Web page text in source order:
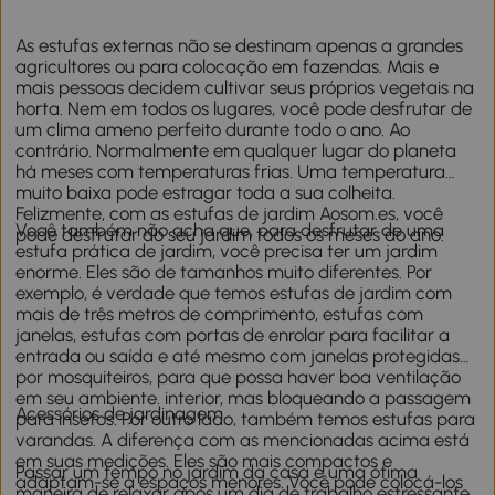
As estufas externas não se destinam apenas a grandes
agricultores ou para colocação em fazendas. Mais e
mais pessoas decidem cultivar seus próprios vegetais na
horta. Nem em todos os lugares, você pode desfrutar de
um clima ameno perfeito durante todo o ano. Ao
contrário. Normalmente em qualquer lugar do planeta
há meses com temperaturas frias. Uma temperatura
muito baixa pode estragar toda a sua colheita.
Felizmente, com as estufas de jardim Aosom.es, você
pode desfrutar do seu jardim todos os meses do ano.
Você também não acha que, para desfrutar de uma
estufa prática de jardim, você precisa ter um jardim
enorme. Eles são de tamanhos muito diferentes. Por
exemplo, é verdade que temos estufas de jardim com
mais de três metros de comprimento, estufas com
janelas, estufas com portas de enrolar para facilitar a
entrada ou saída e até mesmo com janelas protegidas
por mosquiteiros, para que possa haver boa ventilação
em seu ambiente. interior, mas bloqueando a passagem
para insetos. Por outro lado, também temos estufas para
varandas. A diferença com as mencionadas acima está
em suas medições. Eles são mais compactos e
adaptam-se a espaços menores. Você pode colocá-los
Acessórios de jardinagem
Passar um tempo no jardim da casa é uma ótima